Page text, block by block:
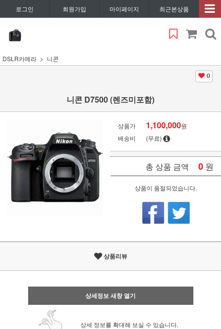
로그인 회원가입 마이페이지 최근본상품
DSLR카메라 니콘
0
니콘 D7500 (렌즈미포함)
상품가 1,100,000원
배송비
(무료)
총 상품 금액 0 원
상품이 품절되었습니다.
상품리뷰
상세정보 새창 열기
상세 정보를 확대해 보실 수 있습니다.